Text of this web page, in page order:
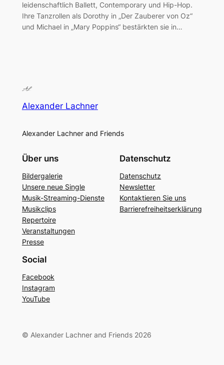
leidenschaftlich Ballett, Contemporary und Hip-Hop.
Ihre Tanzrollen als Dorothy in „Der Zauberer von Oz“
und Michael in „Mary Poppins“ bestärkten sie in…
Alexander Lachner
Alexander Lachner and Friends
Über uns
Bildergalerie
Unsere neue Single
Musik-Streaming-Dienste
Musikclips
Repertoire
Veranstaltungen
Presse
Datenschutz
Datenschutz
Newsletter
Kontaktieren Sie uns
Barrierefreiheitserklärung
Social
Facebook
Instagram
YouTube
© Alexander Lachner and Friends 2026